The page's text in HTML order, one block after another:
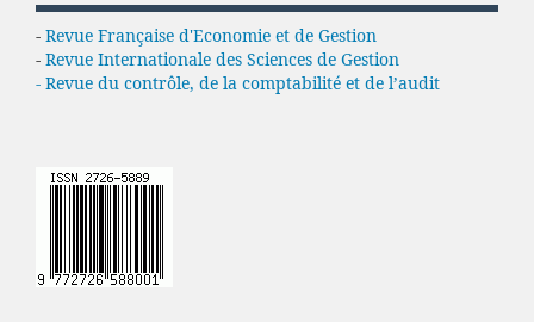
- Revue Française d'Economie et de Gestion
- Revue Internationale des Sciences de Gestion
- Revue du contrôle, de la comptabilité et de l’audit